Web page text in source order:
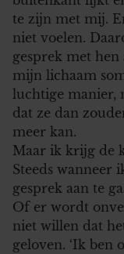
te zijn met mij.
niet voelen.
gesprek met hen
mijn lichaam
luchtige manier,
dat ze dan
meer kan.
Maar ik krijg de
Steeds wanneer
gesprek aan te
Of er wordt
niet willen dat
geloven. ‘Ik ben